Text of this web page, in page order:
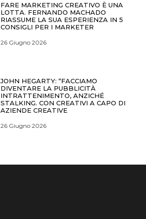
FARE MARKETING CREATIVO È UNA
LOTTA. FERNANDO MACHADO
RIASSUME LA SUA ESPERIENZA IN 5
CONSIGLI PER I MARKETER
26 Giugno 2026
JOHN HEGARTY: “FACCIAMO
DIVENTARE LA PUBBLICITÀ
INTRATTENIMENTO, ANZICHÉ
STALKING. CON CREATIVI A CAPO DI
AZIENDE CREATIVE
26 Giugno 2026